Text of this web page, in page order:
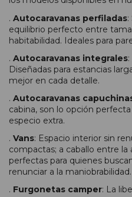
. Autocaravanas perfiladas:
equilibrio perfecto entre
habitabilidad. Ideales para
. Autocaravanas integrales
Diseñadas para estancias
mejor en cada detalle.
. Autocaravanas
cabina, son lo opción
especio extra.
. Vans: Espacio interior sin
compactas; a caballo entre la
perfectas para quienes
renunciar a la maniobrabilidad.
. Furgonetas camper: La